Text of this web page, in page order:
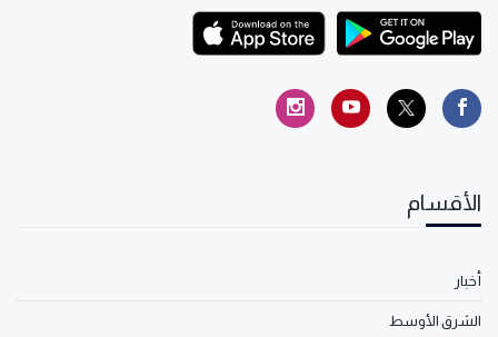
الأقسام
أخبار
الشرق الأوسط